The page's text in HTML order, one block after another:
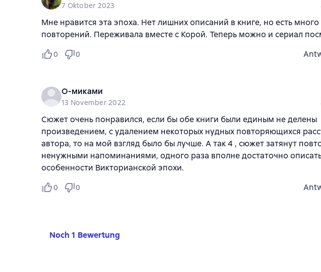
7 Oktober 2023
Мне нравится эта эпоха. Нет лишних описаний в книге, но есть много
повторений. Переживала вместе с Корой. Теперь можно и сериал
0 0
О-миками
13 November 2022
Сюжет очень понравился, если бы обе книги были единым не делены
произведением, с удалением некоторых нудных повторяющихся
автора, то на мой взгляд было бы лучше. А так 4 , сюжет затянут
ненужными напоминаниями, одного раза вполне достаточно
особенности Викторианской эпохи.
0 0
Noch 1 Bewertung